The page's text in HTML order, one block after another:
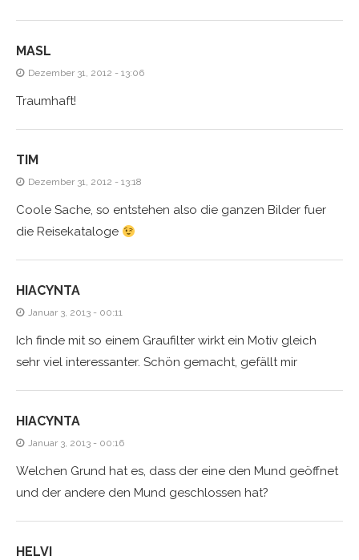
MASL
Dezember 31, 2012 - 13:06
Traumhaft!
TIM
Dezember 31, 2012 - 13:18
Coole Sache, so entstehen also die ganzen Bilder fuer
die Reisekataloge
HIACYNTA
Januar 3, 2013 - 00:11
Ich finde mit so einem Graufilter wirkt ein Motiv gleich
sehr viel interessanter. Schön gemacht, gefällt mir
HIACYNTA
Januar 3, 2013 - 00:16
Welchen Grund hat es, dass der eine den Mund geöffnet
und der andere den Mund geschlossen hat?
HELVI